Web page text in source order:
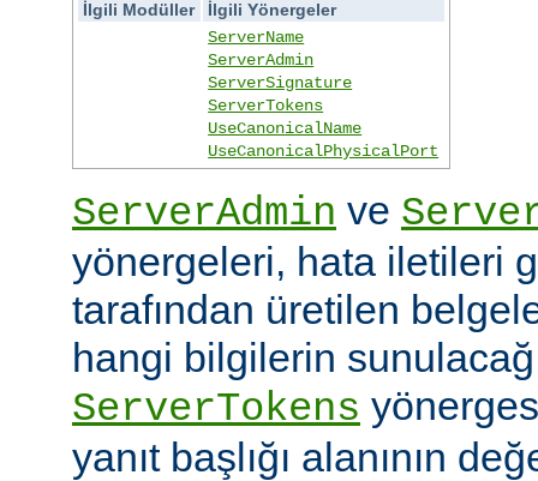
İlgili Modüller
İlgili Yönergeler
ServerName
ServerAdmin
ServerSignature
ServerTokens
UseCanonicalName
UseCanonicalPhysicalPort
ServerAdmin ve
yönergeleri, hata iletileri
tarafından üretilen
hangi bilgilerin
ServerTokens
yanıt başlığı alanının